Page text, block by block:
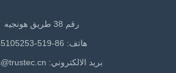
هاتف: 86-519-85105253
بريد الالكتروني: sales@trustec.cn